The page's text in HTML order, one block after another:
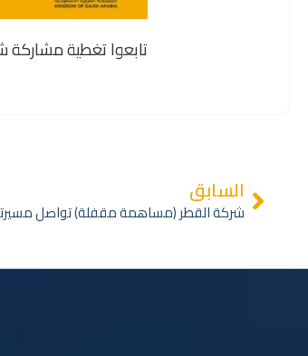
تابعوا تغطية
السابق